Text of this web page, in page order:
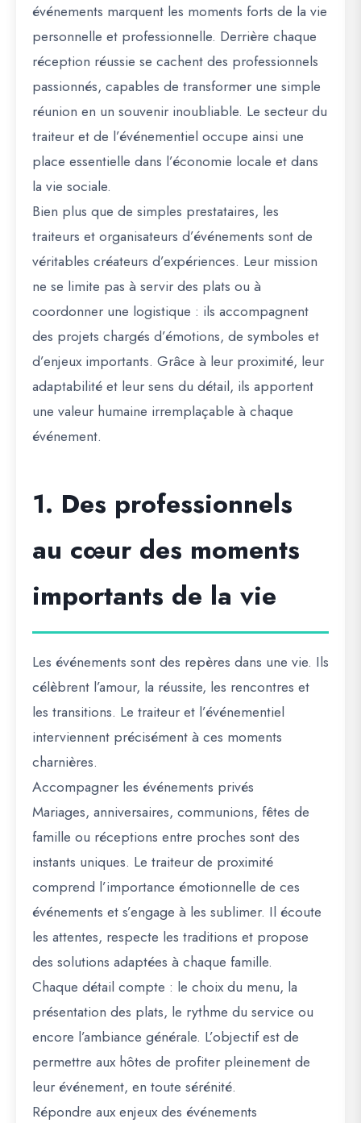
événements marquent les moments forts de la vie
personnelle et professionnelle. Derrière chaque
réception réussie se cachent des professionnels
passionnés, capables de transformer une simple
réunion en un souvenir inoubliable. Le secteur du
traiteur et de l’événementiel occupe ainsi une
place essentielle dans l’économie locale et dans
la vie sociale.
Bien plus que de simples prestataires, les
traiteurs et organisateurs d’événements sont de
véritables créateurs d’expériences. Leur mission
ne se limite pas à servir des plats ou à
coordonner une logistique : ils accompagnent
des projets chargés d’émotions, de symboles et
d’enjeux importants. Grâce à leur proximité, leur
adaptabilité et leur sens du détail, ils apportent
une valeur humaine irremplaçable à chaque
événement.
1. Des professionnels
au cœur des moments
importants de la vie
Les événements sont des repères dans une vie. Ils
célèbrent l’amour, la réussite, les rencontres et
les transitions. Le traiteur et l’événementiel
interviennent précisément à ces moments
charnières.
Accompagner les événements privés
Mariages, anniversaires, communions, fêtes de
famille ou réceptions entre proches sont des
instants uniques. Le traiteur de proximité
comprend l’importance émotionnelle de ces
événements et s’engage à les sublimer. Il écoute
les attentes, respecte les traditions et propose
des solutions adaptées à chaque famille.
Chaque détail compte : le choix du menu, la
présentation des plats, le rythme du service ou
encore l’ambiance générale. L’objectif est de
permettre aux hôtes de profiter pleinement de
leur événement, en toute sérénité.
Répondre aux enjeux des événements